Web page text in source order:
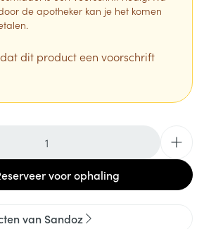
de apotheker kan je het komen
dit product een voorschrift
voor ophaling
van Sandoz